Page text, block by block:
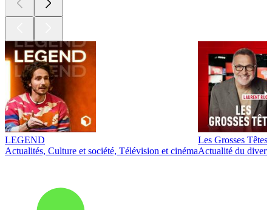
LEGEND
Actualités, Culture et société, Télévision et cinéma
Les Grosses Têtes
Actualité du